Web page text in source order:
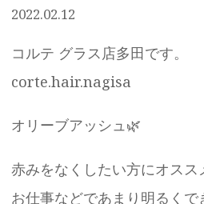
2022.02.12
コルテ グラス店多田です。
corte.hair.nagisa
オリーブアッシュ🌿
赤みをなくしたい方にオス
お仕事などであまり明るく